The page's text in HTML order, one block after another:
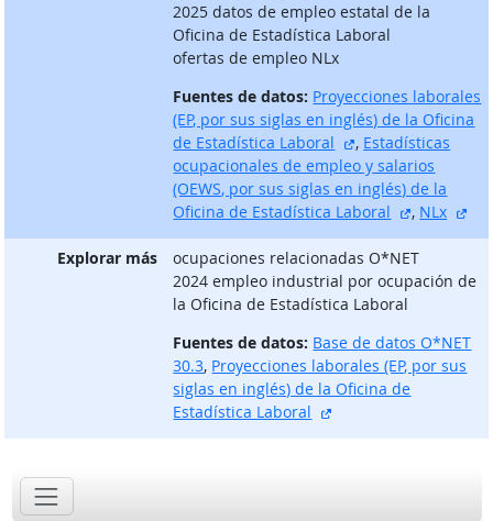
2025 datos de empleo estatal de la
Oficina de Estadística Laboral
ofertas de empleo NLx
Fuentes de datos: Proyecciones laborales
(EP, por sus siglas en inglés) de la Oficina
de Estadística Laboral
sitio externo
, Estadísticas
ocupacionales de empleo y salarios
(OEWS, por sus siglas en inglés) de la
Oficina de Estadística Laboral
sitio
, NLx
Explorar más
ocupaciones relacionadas O*NET
2024 empleo industrial por ocupación de
la Oficina de Estadística Laboral
Fuentes de datos: Base de datos O*NET
30.3, Proyecciones laborales (EP, por sus
siglas en inglés) de la Oficina de
Estadística Laboral